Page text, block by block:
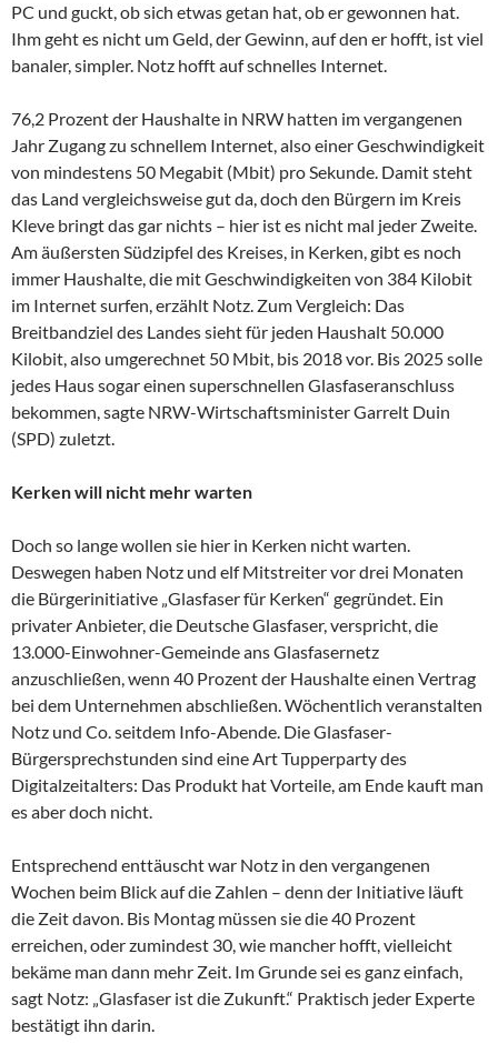
PC und guckt, ob sich etwas getan hat, ob er gewonnen hat.
Ihm geht es nicht um Geld, der Gewinn, auf den er hofft, ist viel
banaler, simpler. Notz hofft auf schnelles Internet.
76,2 Prozent der Haushalte in NRW hatten im vergangenen
Jahr Zugang zu schnellem Internet, also einer Geschwindigkeit
von mindestens 50 Megabit (Mbit) pro Sekunde. Damit steht
das Land vergleichsweise gut da, doch den Bürgern im Kreis
Kleve bringt das gar nichts – hier ist es nicht mal jeder Zweite.
Am äußersten Südzipfel des Kreises, in Kerken, gibt es noch
immer Haushalte, die mit Geschwindigkeiten von 384 Kilobit
im Internet surfen, erzählt Notz. Zum Vergleich: Das
Breitbandziel des Landes sieht für jeden Haushalt 50.000
Kilobit, also umgerechnet 50 Mbit, bis 2018 vor. Bis 2025 solle
jedes Haus sogar einen superschnellen Glasfaseranschluss
bekommen, sagte NRW-Wirtschaftsminister Garrelt Duin
(SPD) zuletzt.
Kerken will nicht mehr warten
Doch so lange wollen sie hier in Kerken nicht warten.
Deswegen haben Notz und elf Mitstreiter vor drei Monaten
die Bürgerinitiative „Glasfaser für Kerken“ gegründet. Ein
privater Anbieter, die Deutsche Glasfaser, verspricht, die
13.000-Einwohner-Gemeinde ans Glasfasernetz
anzuschließen, wenn 40 Prozent der Haushalte einen Vertrag
bei dem Unternehmen abschließen. Wöchentlich veranstalten
Notz und Co. seitdem Info-Abende. Die Glasfaser-
Bürgersprechstunden sind eine Art Tupperparty des
Digitalzeitalters: Das Produkt hat Vorteile, am Ende kauft man
es aber doch nicht.
Entsprechend enttäuscht war Notz in den vergangenen
Wochen beim Blick auf die Zahlen – denn der Initiative läuft
die Zeit davon. Bis Montag müssen sie die 40 Prozent
erreichen, oder zumindest 30, wie mancher hofft, vielleicht
bekäme man dann mehr Zeit. Im Grunde sei es ganz einfach,
sagt Notz: „Glasfaser ist die Zukunft.“ Praktisch jeder Experte
bestätigt ihn darin.